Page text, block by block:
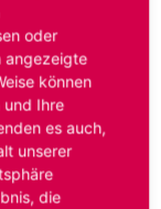
ist
finden
für Sie
oder
angezeigte
können
und Ihre
es auch,
unserer
die